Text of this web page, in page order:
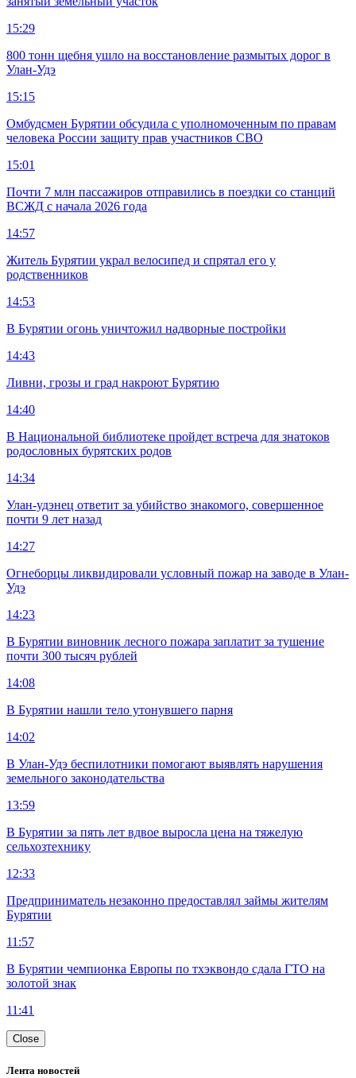
15:29
800 тонн щебня ушло на восстановление размытых дорог в
Улан-Удэ
15:15
Омбудсмен Бурятии обсудила с уполномоченным по правам
человека России защиту прав участников СВО
15:01
Почти 7 млн пассажиров отправились в поездки со станций
ВСЖД с начала 2026 года
14:57
Житель Бурятии украл велосипед и спрятал его у
родственников
14:53
В Бурятии огонь уничтожил надворные постройки
14:43
Ливни, грозы и град накроют Бурятию
14:40
В Национальной библиотеке пройдет встреча для знатоков
родословных бурятских родов
14:34
Улан-удэнец ответит за убийство знакомого, совершенное
почти 9 лет назад
14:27
Огнеборцы ликвидировали условный пожар на заводе в Улан-
Удэ
14:23
В Бурятии виновник лесного пожара заплатит за тушение
почти 300 тысяч рублей
14:08
В Бурятии нашли тело утонувшего парня
14:02
В Улан-Удэ беспилотники помогают выявлять нарушения
земельного законодательства
13:59
В Бурятии за пять лет вдвое выросла цена на тяжелую
сельхозтехнику
12:33
Предприниматель незаконно предоставлял займы жителям
Бурятии
11:57
В Бурятии чемпионка Европы по тхэквондо сдала ГТО на
золотой знак
11:41
Close
Лента новостей